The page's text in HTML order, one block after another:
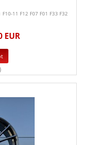
11 F12 F07 F01 F33 F32
EUR